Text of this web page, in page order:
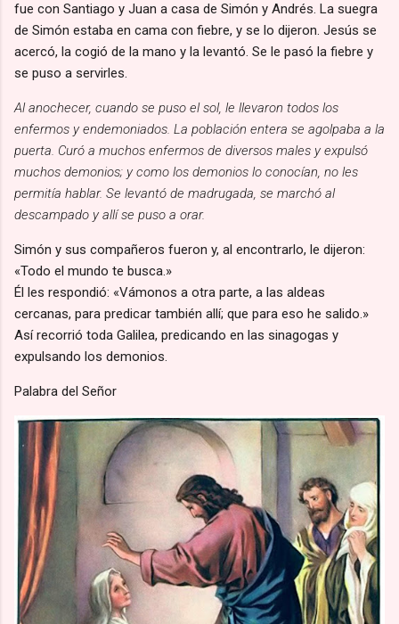
fue con Santiago y Juan a casa de Simón y Andrés. La suegra
de Simón estaba en cama con fiebre, y se lo dijeron. Jesús se
acercó, la cogió de la mano y la levantó. Se le pasó la fiebre y
se puso a servirles.
Al anochecer, cuando se puso el sol, le llevaron todos los
enfermos y endemoniados. La población entera se agolpaba a la
puerta. Curó a muchos enfermos de diversos males y expulsó
muchos demonios; y como los demonios lo conocían, no les
permitía hablar. Se levantó de madrugada, se marchó al
descampado y allí se puso a orar.
Simón y sus compañeros fueron y, al encontrarlo, le dijeron:
«Todo el mundo te busca.»
Él les respondió: «Vámonos a otra parte, a las aldeas
cercanas, para predicar también allí; que para eso he salido.»
Así recorrió toda Galilea, predicando en las sinagogas y
expulsando los demonios.
Palabra del Señor